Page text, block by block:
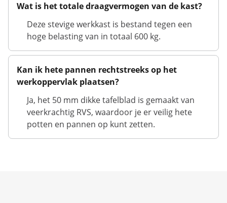
Wat is het totale draagvermogen van de kast?
Deze stevige werkkast is bestand tegen een
hoge belasting van in totaal 600 kg.
Kan ik hete pannen rechtstreeks op het
werkoppervlak plaatsen?
Ja, het 50 mm dikke tafelblad is gemaakt van
veerkrachtig RVS, waardoor je er veilig hete
potten en pannen op kunt zetten.